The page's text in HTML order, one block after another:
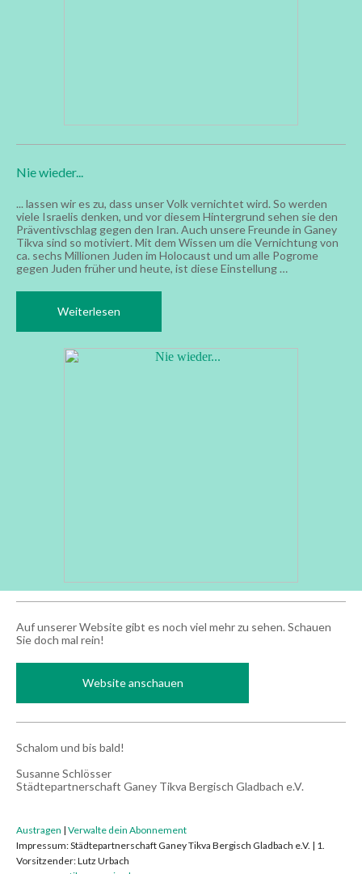
Nie wieder...
... lassen wir es zu, dass unser Volk vernichtet wird. So werden
viele Israelis denken, und vor diesem Hintergrund sehen sie den
Präventivschlag gegen den Iran. Auch unsere Freunde in Ganey
Tikva sind so motiviert. Mit dem Wissen um die Vernichtung von
ca. sechs Millionen Juden im Holocaust und um alle Pogrome
gegen Juden früher und heute, ist diese Einstellung …
Weiterlesen
Auf unserer Website gibt es noch viel mehr zu sehen. Schauen
Sie doch mal rein!
Website anschauen
Schalom und bis bald!
Susanne Schlösser
Städtepartnerschaft Ganey Tikva Bergisch Gladbach e.V.
Austragen | Verwalte dein Abonnement
Impressum: Städtepartnerschaft Ganey Tikva Bergisch Gladbach e.V. | 1.
Vorsitzender: Lutz Urbach